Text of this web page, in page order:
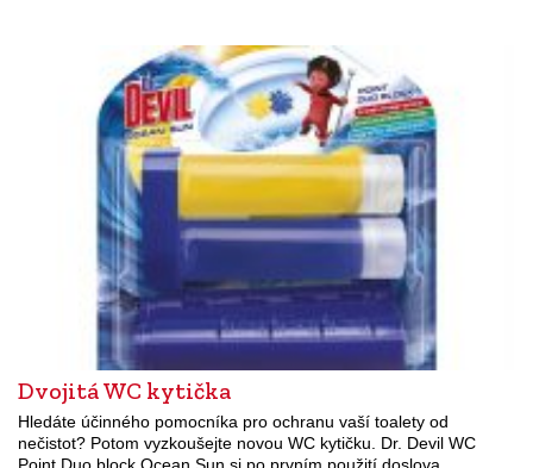
Dvojitá WC kytička
Hledáte účinného pomocníka pro ochranu vaší toalety od
nečistot? Potom vyzkoušejte novou WC kytičku. Dr. Devil WC
Point Duo block Ocean Sun si po prvním použití doslova